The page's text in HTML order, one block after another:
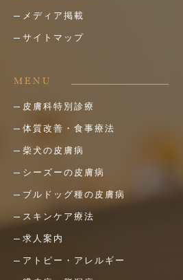
メディア掲載
サイトマップ
MENU
皮膚科特別診療
体質改善・食事療法
柴犬の皮膚病
シーズーの皮膚病
ブルドッグ種の皮膚病
スキンケア療法
求人案内
アトピー・アレルギー